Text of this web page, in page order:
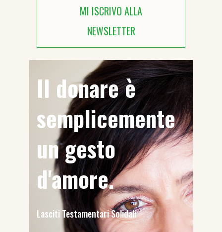
MI ISCRIVO ALLA
NEWSLETTER
Il donare è
semplicemente
un gesto
d'amore.
Lasciti Testamentari Solidali